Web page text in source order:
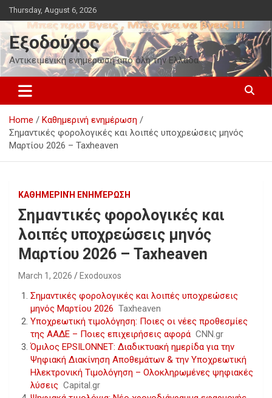
Skip
to
content
Thursday, August 6, 2026
Εξοδούχος
Αντικειμενική ενημέρωση από όλη την Ελλάδα
Home
Καθημερινή ενημέρωση
Σημαντικές φορολογικές και λοιπές υποχρεώσεις μηνός
Μαρτίου 2026 – Taxheaven
ΚΑΘΗΜΕΡΙΝΉ ΕΝΗΜΈΡΩΣΗ
Σημαντικές φορολογικές και
λοιπές υποχρεώσεις μηνός
Μαρτίου 2026 – Taxheaven
March 1, 2026 Exodouxos
Σημαντικές φορολογικές και λοιπές υποχρεώσεις
μηνός Μαρτίου 2026 Taxheaven
Υποχρεωτική τιμολόγηση: Ποιες οι νέες προθεσμίες
της ΑΑΔΕ – Ποιες επιχειρήσεις αφορά CNN.gr
Όμιλος EPSILONNET: Διαδικτυακή ημερίδα για την
Ψηφιακή Διακίνηση Αποθεμάτων & την Υποχρεωτική
Ηλεκτρονική Τιμολόγηση – Ολοκληρωμένες ψηφιακές
λύσεις Capital.gr